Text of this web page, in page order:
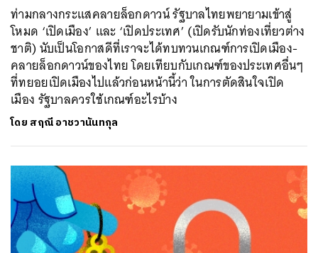
ท่ามกลางกระแสคลายล็อกดาวน์ รัฐบาลไทยพยายามเข้าสู่
โหมด ‘เปิดเมือง’ และ ‘เปิดประเทศ’ (เปิดรับนักท่องเที่ยวต่าง
ชาติ) นับเป็นโอกาสดีที่เราจะได้ทบทวนเกณฑ์การเปิดเมือง-
คลายล็อกดาวน์ของไทย โดยเทียบกับเกณฑ์ของประเทศอื่นๆ
ที่ทยอยเปิดเมืองไปแล้วก่อนหน้านี้ว่า ในการตัดสินใจเปิด
เมือง รัฐบาลควรใช้เกณฑ์อะไรบ้าง
โดย สฤณี อาชวานันทกุล